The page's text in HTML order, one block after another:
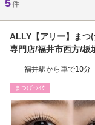
5件
ALLY【アリー】まつ
専門店/福井市西方/板
福井駅から車で10分
まつげ･ﾒｲｸ